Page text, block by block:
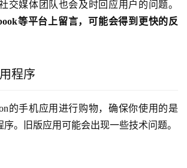
交媒体团队也会及时回应用户的问题。
等平台上留言，可能会得到更快的反
程序
的手机应用进行购物，确保你使用的是
。旧版应用可能会出现一些技术问题。